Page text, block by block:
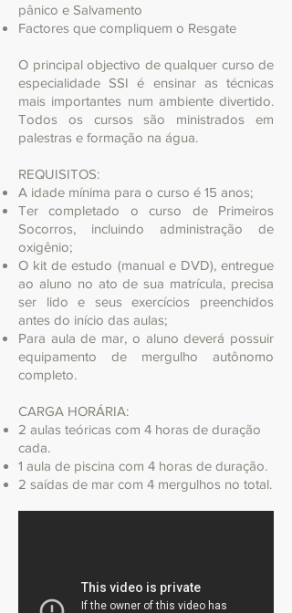
pânico e Salvamento
Factores que compliquem o Resgate
O principal objectivo de qualquer curso de
especialidade SSI é ensinar as técnicas
mais importantes num ambiente divertido.
Todos os cursos são ministrados em
palestras e formação na água.
REQUISITOS:
A idade mínima para o curso é 15 anos;
Ter completado o curso de Primeiros
Socorros, incluindo administração de
oxigênio;
O kit de estudo (manual e DVD), entregue
ao aluno no ato de sua matrícula, precisa
ser lido e seus exercícios preenchidos
antes do início das aulas;
Para aula de mar, o aluno deverá possuir
equipamento de mergulho autônomo
completo.
CARGA HORÁRIA:
2 aulas teóricas com 4 horas de duração
cada.​
1 aula de piscina com 4 horas de duração.
2 saídas de mar com 4 mergulhos no total.